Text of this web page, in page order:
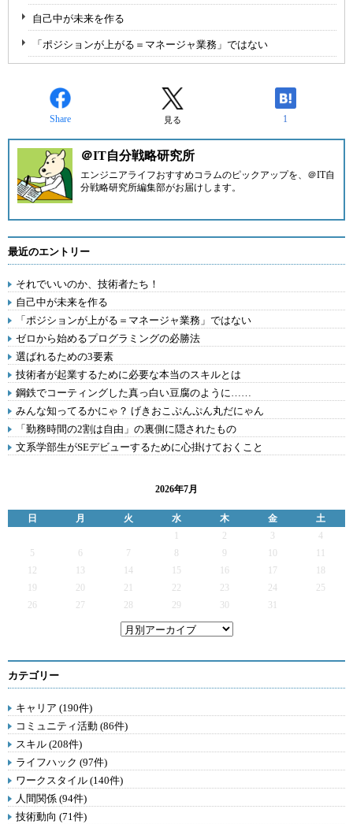
自己中が未来を作る
「ポジションが上がる＝マネージャ業務」ではない
Share 見る 1
＠IT自分戦略研究所
エンジニアライフおすすめコラムのピックアップを、 ＠IT自
分戦略研究所編集部がお届けします。
最近のエントリー
それでいいのか、技術者たち！
自己中が未来を作る
「ポジションが上がる＝マネージャ業務」ではない
ゼロから始めるプログラミングの必勝法
選ばれるための3要素
技術者が起業するために必要な本当のスキルとは
鋼鉄でコーティングした真っ白い豆腐のように……
みんな知ってるかにゃ？ げきおこぷんぷん丸だにゃん
「勤務時間の2割は自由」の裏側に隠されたもの
文系学部生がSEデビューするために心掛けておくこと
2026年7月
日 月 火 水 木 金
土
2 3
4
5
6 7 9
12
13 14 15 16 17
19
20 21 22 23 24
25
26
27 28 29 30 31
カテゴリー
キャリア (190件)
コミュニティ活動 (86件)
スキル (208件)
ライフハック (97件)
ワークスタイル (140件)
人間関係 (94件)
技術動向 (71件)